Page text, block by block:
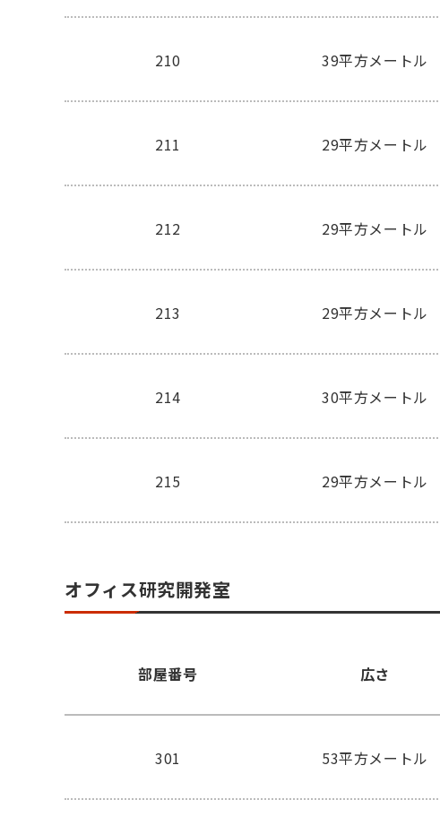
210 39平方メートル
211 29平方メートル
212 29平方メートル
213 29平方メートル
214 30平方メートル
215 29平方メートル
オフィス研究開発室
部屋番号 広さ
301 53平方メートル